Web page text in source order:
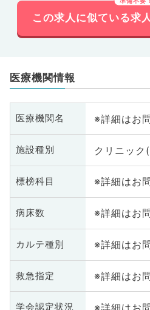
この求人に似ている求
医療機関情報
医療機関名 ※詳細はお
施設種別 クリニック
標榜科目 ※詳細はお
病床数 ※詳細はお
カルテ種別 ※詳細はお
救急指定 ※詳細はお
学会認定状況 ※詳細はお